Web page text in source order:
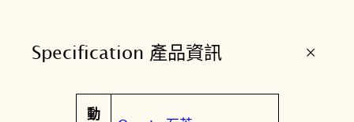
Specification 產品資訊 +
屬
動